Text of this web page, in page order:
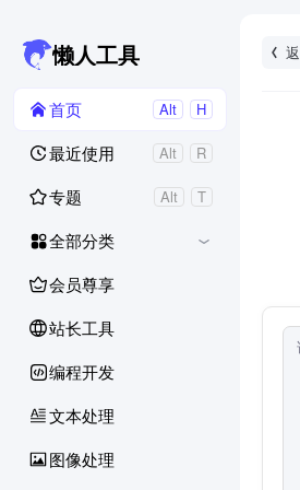
懒人工具
首页 Alt H
最近使用 Alt R
专题 Alt T
全部分类
会员尊享
站长工具
编程开发
文本处理
图像处理